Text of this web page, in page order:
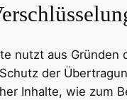
nutzt aus Gründen
der
Inhalte, wie zum